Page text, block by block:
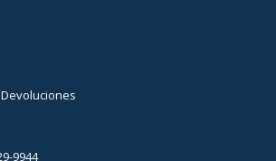
9944